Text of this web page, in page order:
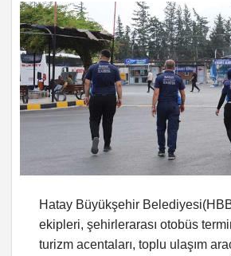
Hatay Büyükşehir
ekipleri, şehirlerarası otobüs
turizm acentaları, toplu ulaşım